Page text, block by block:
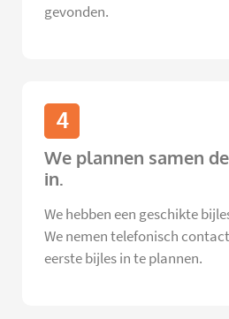
gevonden.
4
We plannen samen
in.
We hebben een geschikte
We nemen telefonisch
eerste bijles in te plannen.